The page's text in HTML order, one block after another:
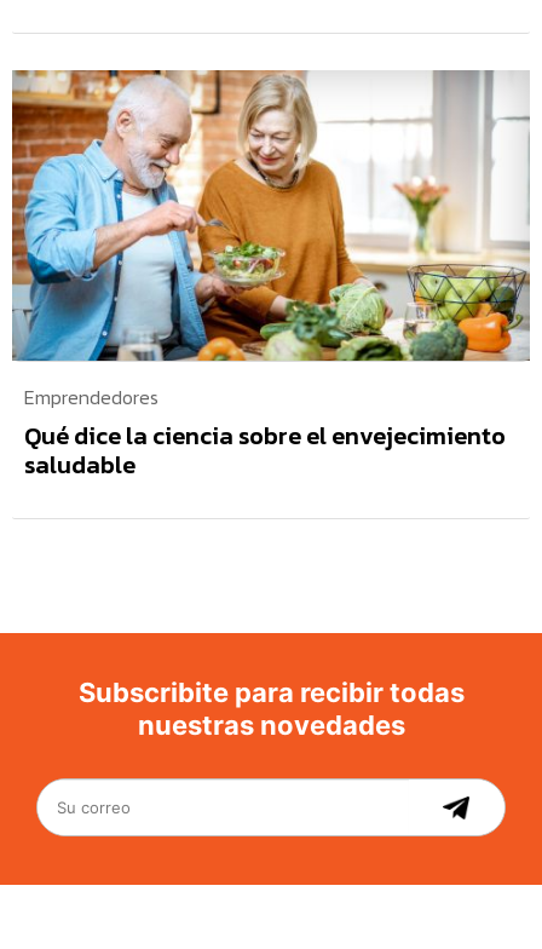
Emprendedores
Qué dice la ciencia sobre el envejecimiento
saludable
Subscribite para recibir todas
nuestras novedades